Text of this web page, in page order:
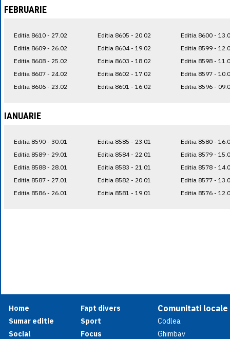
FEBRUARIE
Editia 8610 - 27.02
Editia 8609 - 26.02
Editia 8608 - 25.02
Editia 8607 - 24.02
Editia 8606 - 23.02
Editia 8605 - 20.02
Editia 8604 - 19.02
Editia 8603 - 18.02
Editia 8602 - 17.02
Editia 8601 - 16.02
Editia 8600 -
Editia 8599 -
Editia 8598 -
Editia 8597 -
Editia 8596 -
IANUARIE
Editia 8590 - 30.01
Editia 8589 - 29.01
Editia 8588 - 28.01
Editia 8587 - 27.01
Editia 8586 - 26.01
Editia 8585 - 23.01
Editia 8584 - 22.01
Editia 8583 - 21.01
Editia 8582 - 20.01
Editia 8581 - 19.01
Editia 8580 -
Editia 8579 -
Editia 8578 -
Editia 8577 -
Editia 8576 -
Home
Sumar editie
Social
Fapt divers
Sport
Focus
Comunitati locale
Codlea
Ghimbav